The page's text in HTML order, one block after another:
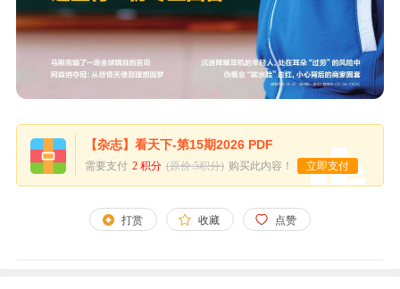
【杂志】看天下-第15期2026 PDF
需要支付 2 积分 (原价:5积分) 购买此内容！ 立即支付
打赏 收藏 点赞